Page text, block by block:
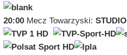
20:00 Mecz Towarzyski: STUDIO